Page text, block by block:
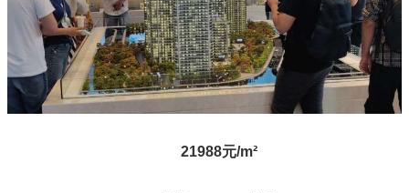
21988元/m²